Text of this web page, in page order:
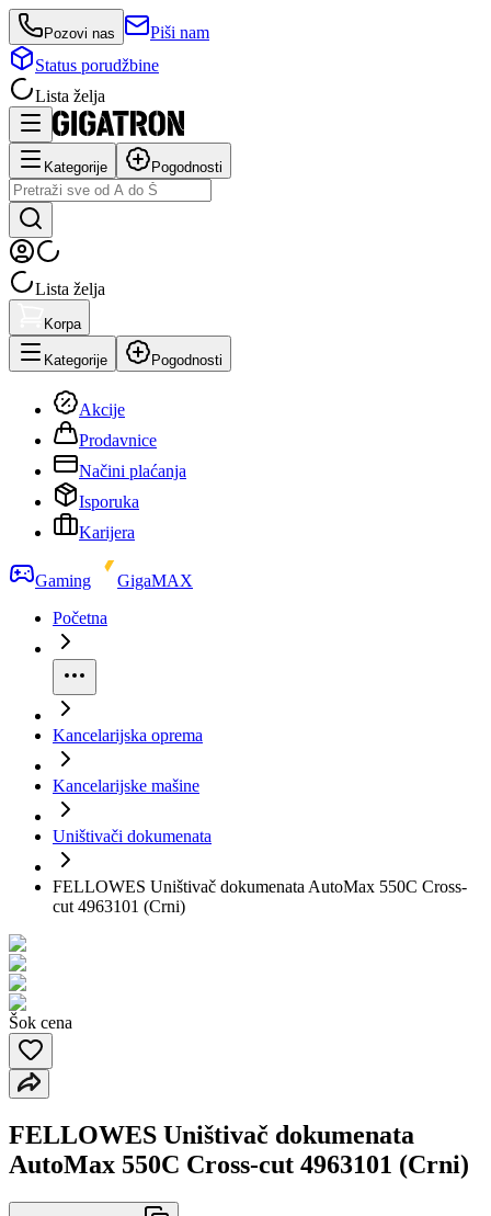
Pozovi nas
Piši nam
Status porudžbine
Lista želja
Kategorije Pogodnosti
Lista želja
Korpa
Kategorije Pogodnosti
Akcije
Prodavnice
Načini plaćanja
Isporuka
Karijera
Gaming
GigaMAX
Početna
Kancelarijska oprema
Kancelarijske mašine
Uništivači dokumenata
FELLOWES Uništivač dokumenata AutoMax 550C Cross-
cut 4963101 (Crni)
Šok cena
FELLOWES Uništivač dokumenata
AutoMax 550C Cross-cut 4963101 (Crni)